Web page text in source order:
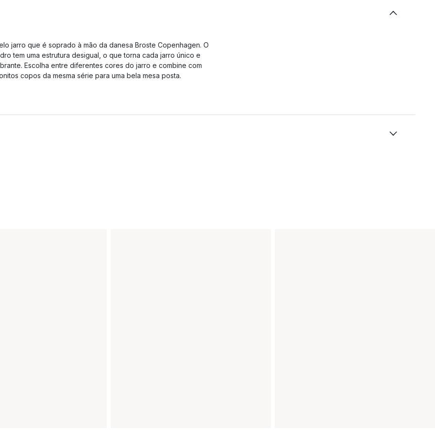
jarro que é soprado à mão da danesa Broste Copenhagen. O
tem uma estrutura desigual, o que torna cada jarro único e
Escolha entre diferentes cores do jarro e combine com
copos da mesma série para uma bela mesa posta.